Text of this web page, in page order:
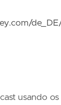
usando os